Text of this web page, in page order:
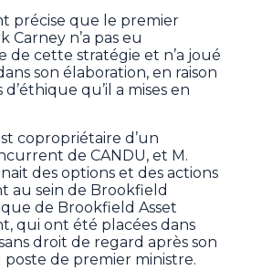
précise que le premier
Carney n’a pas eu
de cette stratégie et n’a joué
son élaboration, en raison
qu’il a mises en
copropriétaire d’un
de CANDU, et M.
des options et des actions
au sein de Brookfield
de Brookfield Asset
qui ont été placées dans
droit de regard après son
poste de premier ministre.